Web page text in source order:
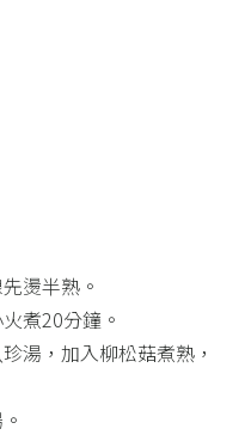
燙半熟。​
煮20分鐘。​
湯，加入柳松菇煮熟，